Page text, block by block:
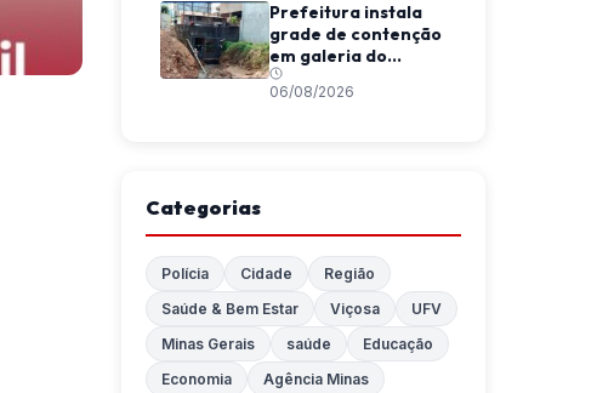
Prefeitura instala
grade de contenção
em galeria do
Córrego da
Conceição
06/08/2026
Categorias
Polícia Cidade
Região
Saúde & Bem Estar
Viçosa
UFV
Minas Gerais
saúde
Educação
Economia
Agência Minas